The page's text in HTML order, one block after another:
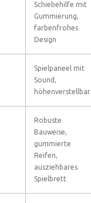
Schiebehilfe mit
Gummierung,
farbenfrohes
Design
Spielpaneel mit
Sound,
höhenverstellbar
Robuste
Bauweise,
gummierte
Reifen,
ausziehbares
Spielbrett